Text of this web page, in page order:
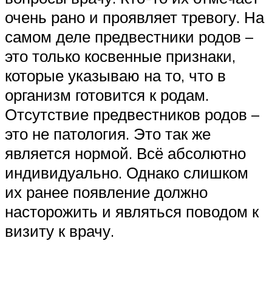
очень рано и проявляет тревогу. На
самом деле предвестники родов –
это только косвенные признаки,
которые указываю на то, что в
организм готовится к родам.
Отсутствие предвестников родов –
это не патология. Это так же
является нормой. Всё абсолютно
индивидуально. Однако слишком
их ранее появление должно
насторожить и являться поводом к
визиту к врачу.